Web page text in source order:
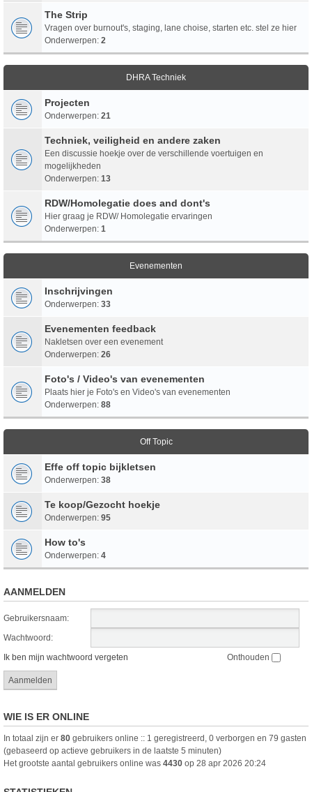
The Strip
Vragen over burnout's, staging, lane choise, starten etc. stel ze hier
Onderwerpen: 2
DHRA Techniek
Projecten
Onderwerpen: 21
Techniek, veiligheid en andere zaken
Een discussie hoekje over de verschillende voertuigen en
mogelijkheden
Onderwerpen: 13
RDW/Homolegatie does and dont's
Hier graag je RDW/ Homolegatie ervaringen
Onderwerpen: 1
Evenementen
Inschrijvingen
Onderwerpen: 33
Evenementen feedback
Nakletsen over een evenement
Onderwerpen: 26
Foto's / Video's van evenementen
Plaats hier je Foto's en Video's van evenementen
Onderwerpen: 88
Off Topic
Effe off topic bijkletsen
Onderwerpen: 38
Te koop/Gezocht hoekje
Onderwerpen: 95
How to's
Onderwerpen: 4
AANMELDEN
Gebruikersnaam:
Wachtwoord:
Ik ben mijn wachtwoord vergeten
Onthouden
WIE IS ER ONLINE
In totaal zijn er 80 gebruikers online :: 1 geregistreerd, 0 verborgen en 79 gasten
(gebaseerd op actieve gebruikers in de laatste 5 minuten)
Het grootste aantal gebruikers online was 4430 op 28 apr 2026 20:24